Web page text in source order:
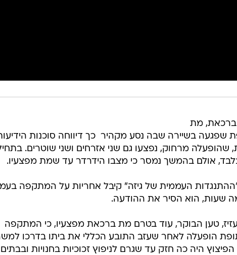
ברכאת, מת
שפגעה בשיירה שבה נסע מקהיר  כך דיווחה סוכנות
שהופעלה מרחוק, נפצעו גם שני אזרחים ושני שוטרים.
אולם בהמשך נמסר כי מצבו הידרדר עד שמת מפצעיו.
העממית של גיזה" קיבל אחריות על המתקפה
שעות, הוא הסיר את ההודעה.
טען הבוקר, עוד בטרם מת ברכאת מפצעיו, כי המתקפה
הופעלה לאחר שעזב התובע הכללי את ביתו בדרכו
הפיצוץ היה כה חזק עד שגרם לניפוץ זכוכיות בחנויות ובבתים